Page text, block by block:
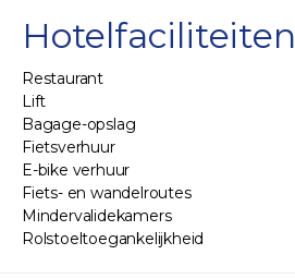
Hotelfaciliteiten
Restaurant
Lift
Bagage-opslag
Fietsverhuur
E-bike verhuur
Fiets- en wandelroutes
Mindervalidekamers
Rolstoeltoegankelijkheid